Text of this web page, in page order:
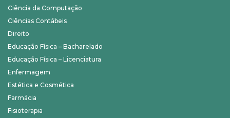
Ciência da Computação
Ciências Contábeis
Direito
Educação Física – Bacharelado
Educação Física – Licenciatura
Enfermagem
Estética e Cosmética
Farmácia
Fisioterapia